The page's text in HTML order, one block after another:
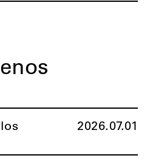
2026.07.01